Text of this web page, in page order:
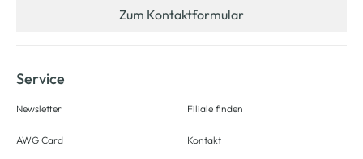
Zum Kontaktformular
Service
Newsletter
AWG Card
Filiale finden
Kontakt